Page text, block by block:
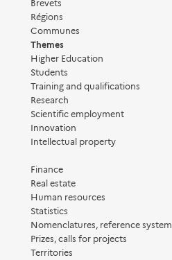
Brevets
Régions
Communes
Themes
Higher Education
Students
Training and qualifications
Research
Scientific employment
Innovation
Intellectual property
Finance
Real estate
Human resources
Statistics
Nomenclatures, reference system
Prizes, calls for projects
Territories